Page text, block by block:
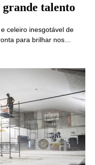
talento
celeiro inesgotável de
para brilhar nos…